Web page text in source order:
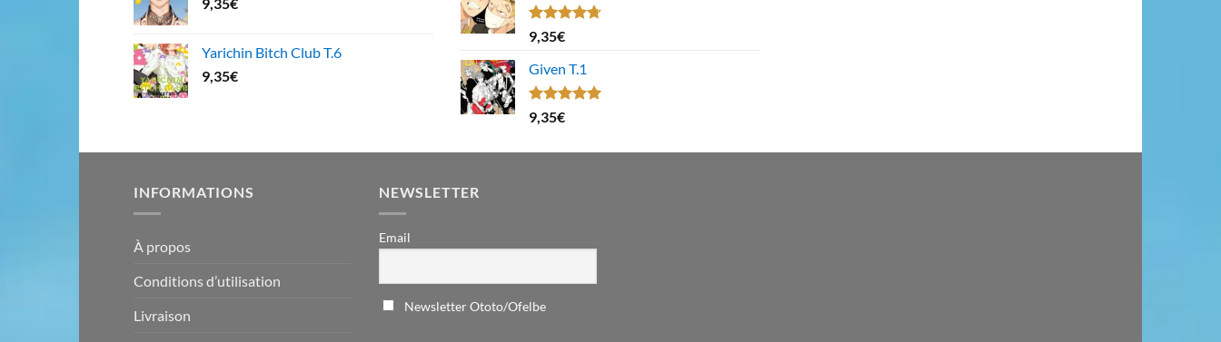
Yarichin Bitch Club T.6
9,35€
Note4.67
sur 5
9,35€
Given T.1
Note5.00
sur 5
9,35€
INFORMATIONS
À propos
Conditions d’utilisation
Livraison
NEWSLETTER
Email
Newsletter Ototo/Ofelbe